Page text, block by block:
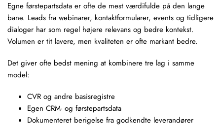
Egne førstepartsdata er ofte de mest værdifulde på den lange
bane. Leads fra webinarer, kontaktformularer, events og tidligere
dialoger har som regel højere relevans og bedre kontekst.
Volumen er tit lavere, men kvaliteten er ofte markant bedre.
Det giver ofte bedst mening at kombinere tre lag i samme
model:
CVR og andre basisregistre
Egen CRM- og førstepartsdata
Dokumenteret berigelse fra godkendte leverandører